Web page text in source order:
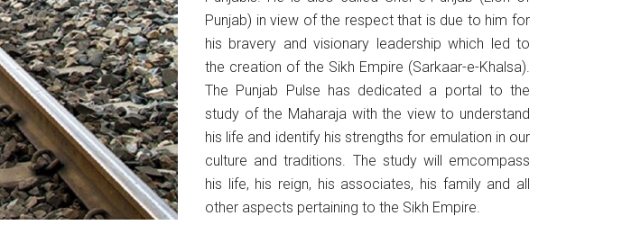
Punjab) in view of the respect that is due to him for
his bravery and visionary leadership which led to
the creation of the Sikh Empire (Sarkaar-e-Khalsa).
The Punjab Pulse has dedicated a portal to the
study of the Maharaja with the view to understand
his life and identify his strengths for emulation in our
culture and traditions. The study will emcompass
his life, his reign, his associates, his family and all
other aspects pertaining to the Sikh Empire.